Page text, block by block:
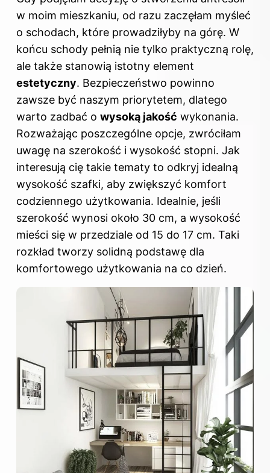
w moim mieszkaniu, od razu zaczęłam myśleć
o schodach, które prowadziłyby na górę. W
końcu schody pełnią nie tylko praktyczną rolę,
ale także stanowią istotny element
estetyczny. Bezpieczeństwo powinno
zawsze być naszym priorytetem, dlatego
warto zadbać o wysoką jakość wykonania.
Rozważając poszczególne opcje, zwróciłam
uwagę na szerokość i wysokość stopni. Jak
interesują cię takie tematy to odkryj idealną
wysokość szafki, aby zwiększyć komfort
codziennego użytkowania. Idealnie, jeśli
szerokość wynosi około 30 cm, a wysokość
mieści się w przedziale od 15 do 17 cm. Taki
rozkład tworzy solidną podstawę dla
komfortowego użytkowania na co dzień.